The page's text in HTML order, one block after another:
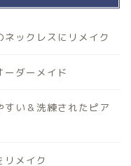
ックレスにリメイク
ーダーメイド
い＆洗練されたピア
メイク